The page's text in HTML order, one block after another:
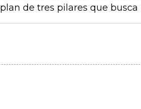
plan de tres pilares que